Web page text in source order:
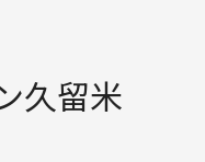
久留米